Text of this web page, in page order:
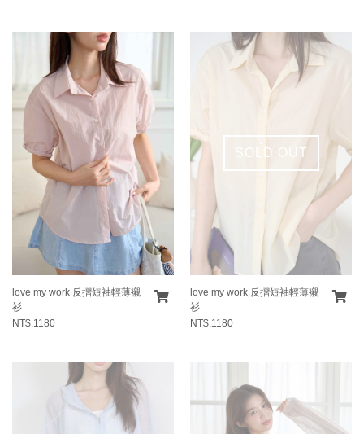
love my work 反摺短袖輕薄襯
衫
NT$.1180
SOLD OUT
love my work 反摺短袖輕薄襯
衫
NT$.1180